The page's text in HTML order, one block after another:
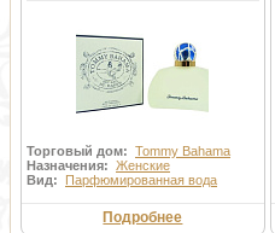
Торговый дом: Tommy Bahama
Назначения: Женские
Вид: Парфюмированная вода
Подробнее